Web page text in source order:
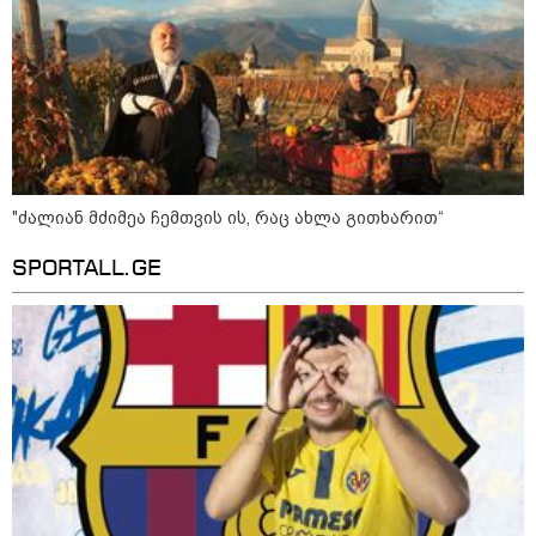
ინფექციას ებრძვიან - რა უნდა ვიცოდეთ
და რამდენად სახიფათოა
13:36 / 09-08-2026
24 წლის ფეხბურთელს თამაშის
დროს ელვამ დაარტყა,
დაშავდა 12 ადამიანი -
მომენტის ამსახველი კადრები
12:47 / 09-08-2026
რუსული მხარის ინფორმაციით,
უკრაინამ ბელგოროდზე
დრონებით იერიში მიიტანა,
დაიღუპა 3 ადამიანი და
დაშავდა 25
10:17 / 09-08-2026
რუსებმა ხარკოვს და ოდესას
დაარტყეს, არიან დაღუპულები
"ძალიან მძიმეა ჩემთვის ის, რაც ახლა გითხარით“
SPORTALL.GE